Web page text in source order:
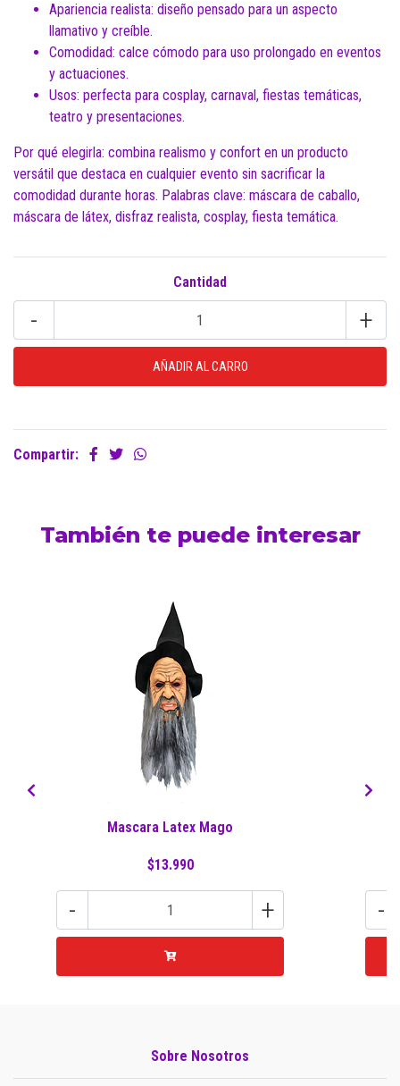
Apariencia realista: diseño pensado para un aspecto
llamativo y creíble.
Comodidad: calce cómodo para uso prolongado en eventos
y actuaciones.
Usos: perfecta para cosplay, carnaval, fiestas temáticas,
teatro y presentaciones.
Por qué elegirla: combina realismo y confort en un producto
versátil que destaca en cualquier evento sin sacrificar la
comodidad durante horas. Palabras clave: máscara de caballo,
máscara de látex, disfraz realista, cosplay, fiesta temática.
Cantidad
- +
Compartir:
También te puede interesar
Mascara Latex Mago
$13.990
- + -
Sobre Nosotros